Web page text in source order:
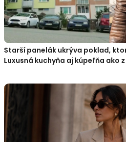
Starší panelák ukrýva poklad,
Luxusná kuchyňa aj kúpeľňa ako